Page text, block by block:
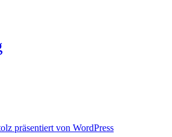
präsentiert von WordPress